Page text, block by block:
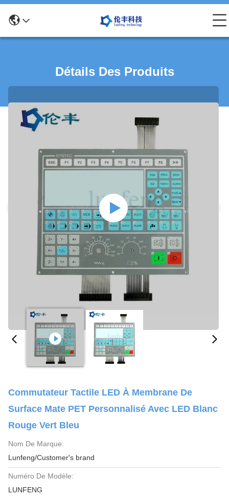
Détails Des Produits
Commutateur Tactile LED À Membrane De
Surface Mate PET Personnalisé Avec LED Blanc
Rouge Vert Bleu
Nom De Marque:
Lunfeng/Customer's brand
Numéro De Modèle:
LUNFENG